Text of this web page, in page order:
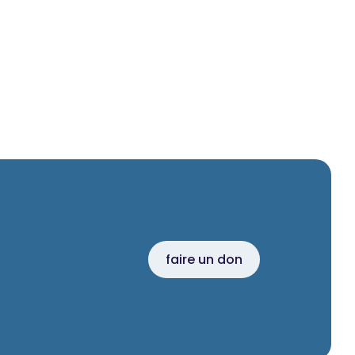
faire un don